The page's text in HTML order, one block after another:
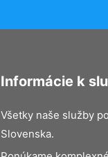
Informácie k
Všetky naše služby
Slovenska.